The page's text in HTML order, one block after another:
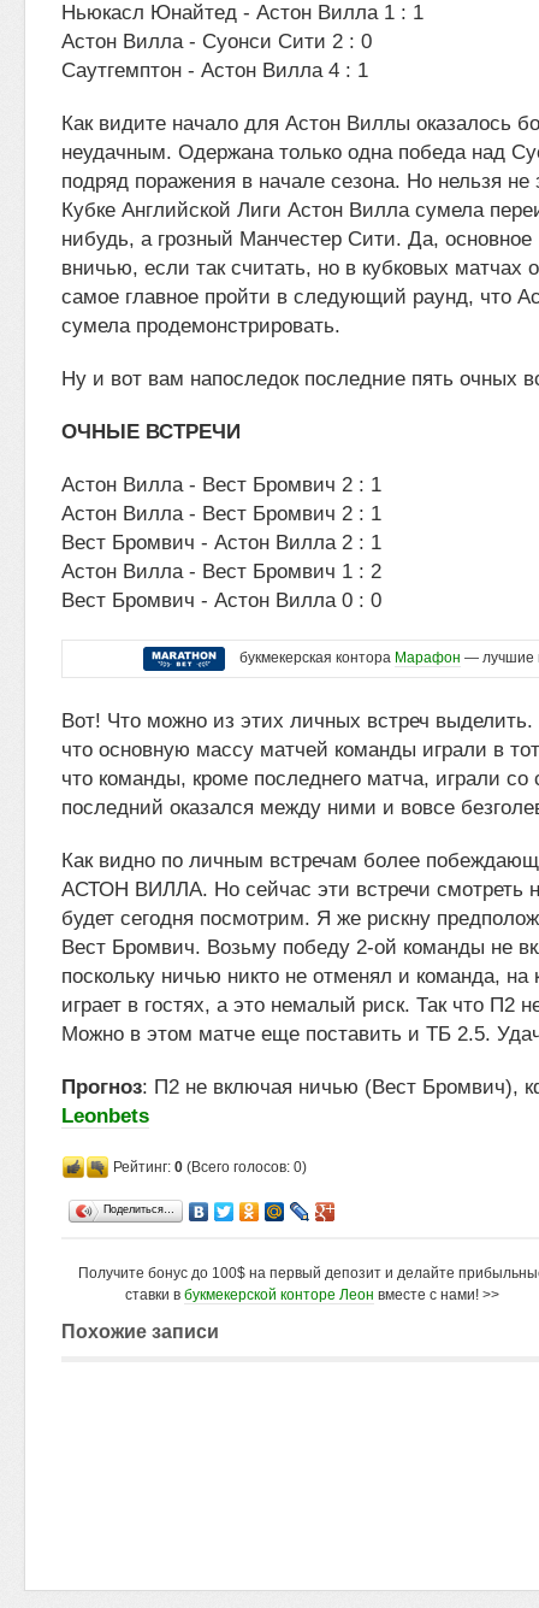
Ньюкасл Юнайтед - Астон Вилла 1 : 1
Астон Вилла - Суонси Сити 2 : 0
Саутгемптон - Астон Вилла 4 : 1
Как видите начало для Астон Виллы оказалось
неудачным. Одержана только одна победа над
подряд поражения в начале сезона. Но нельзя не
Кубке Английской Лиги Астон Вилла сумела
нибудь, а грозный Манчестер Сити. Да,
вничью, если так считать, но в кубковых матчах
самое главное пройти в следующий раунд, что
сумела продемонстрировать.
Ну и вот вам напоследок последние пять очных
ОЧНЫЕ ВСТРЕЧИ
Астон Вилла - Вест Бромвич 2 : 1
Астон Вилла - Вест Бромвич 2 : 1
Вест Бромвич - Астон Вилла 2 : 1
Астон Вилла - Вест Бромвич 1 : 2
Вест Бромвич - Астон Вилла 0 : 0
букмекерская контора Марафон — лучшие
Вот! Что можно из этих личных встреч
что основную массу матчей команды играли в
что команды, кроме последнего матча, играли
последний оказался между ними и вовсе
Как видно по личным встречам более
АСТОН ВИЛЛА. Но сейчас эти встречи смотреть
будет сегодня посмотрим. Я же рискну
Вест Бромвич. Возьму победу 2-ой команды не
поскольку ничью никто не отменял и команда, на
играет в гостях, а это немалый риск. Так что П2
Можно в этом матче еще поставить и ТБ 2.5.
Прогноз: П2 не включая ничью (Вест Бромвич),
Leonbets
Рейтинг: 0 (Всего голосов: 0)
Поделиться…
Получите бонус до 100$ на первый депозит и делайте
ставки в букмекерской конторе Леон вместе с нами! >>
Похожие записи